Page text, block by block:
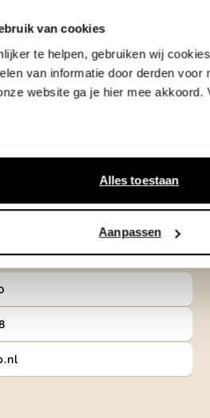
van cookies
te helpen, gebruiken wij
van informatie door derden voor
website ga je hier mee akkoord.
Alles toestaan
Aanpassen
acties.
onze nieuwsbrief, ga je akkoord
Algemene voorwaarden.